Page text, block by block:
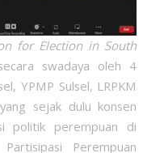
for Election in South
swadaya oleh 4
YPMP Sulsel, LRPKM
sejak dulu konsen
politik perempuan di
Perempuan